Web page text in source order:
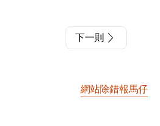
下一則
網站除錯報馬仔